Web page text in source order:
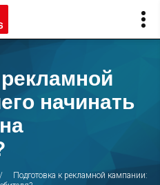
начинать
/
Подготовка к рекламной кампании: